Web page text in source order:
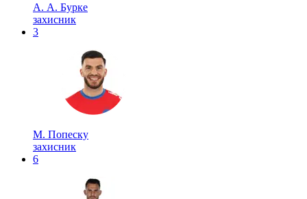
А. А. Бурке
захисник
3
М. Попеску
захисник
6